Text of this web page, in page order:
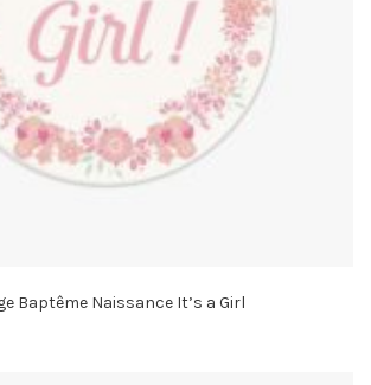
Baptême Naissance It’s a Girl